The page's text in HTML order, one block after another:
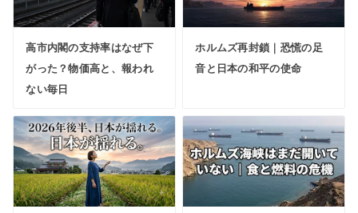
高市内閣の支持率はなぜ下
がった？物価高と、報われ
ない毎日
ホルムズ再封鎖｜恐慌の足
音と日本の和平の使命